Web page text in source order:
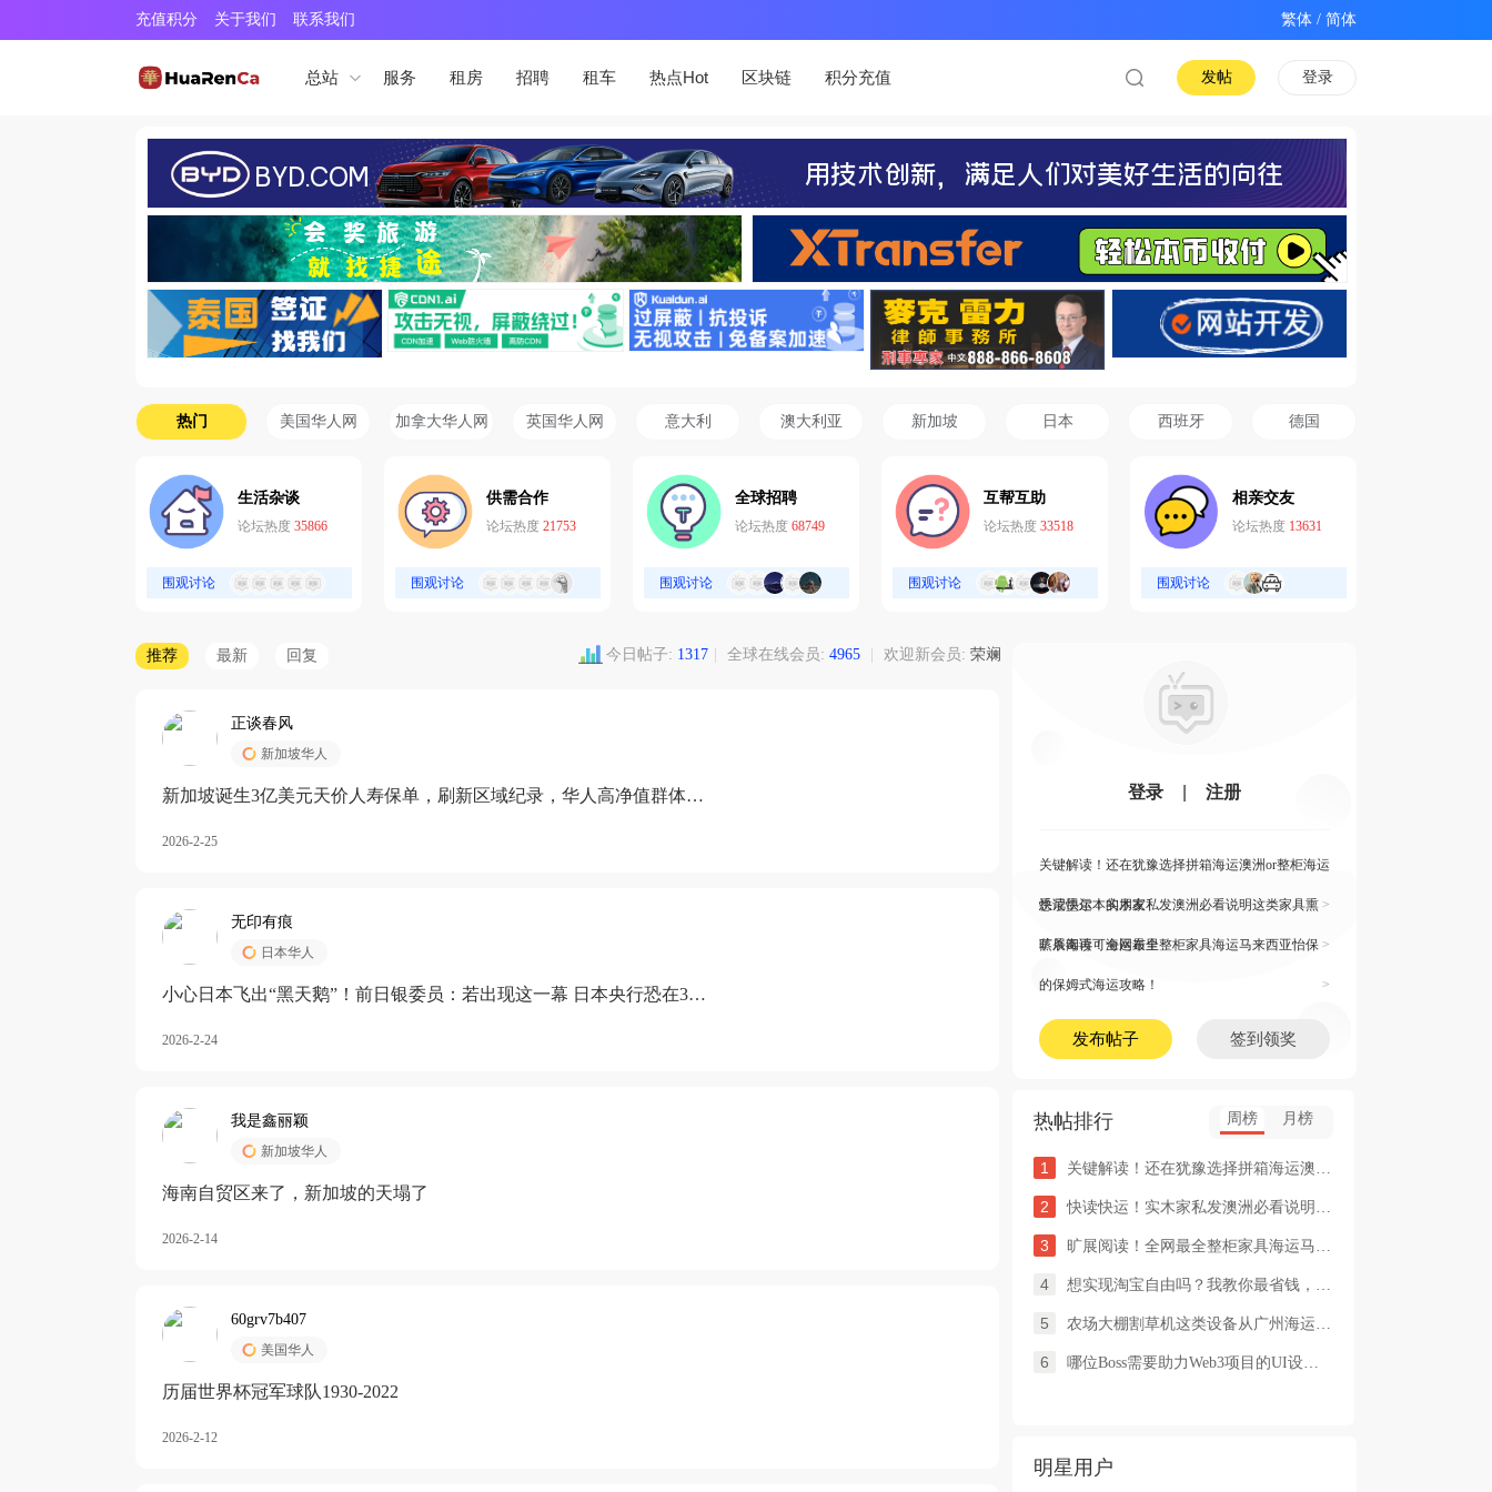
充值积分 关于我们 联系我们 /
总站 服务 租房 招聘 租车 热点Hot 区块链 积分充值 登录
发帖
热门 美国华人网 加拿大华人网 英国华人网 意大利 澳大利亚 新加坡 日本 西班牙 德国
生活杂谈
论坛热度 35866
围观讨论
供需合作
论坛热度 21753
围观讨论
全球招聘
论坛热度 68749
围观讨论
互帮互助
论坛热度 33518
围观讨论
相亲交友
论坛热度 13631
围观讨论
推荐 最新 回复 今日帖子: 1317 全球在线会员: 4965 欢迎新会员: 荣斓
正谈春风
新加坡华人
新加坡诞生3亿美元天价人寿保单，刷新区域纪录，华人高净值群体成
2026-2-25
无印有痕
日本华人
小心日本飞出“黑天鹅”！前日银委员：若出现这一幕 日本央行恐在3月
2026-2-24
我是鑫丽颖
新加坡华人
海南自贸区来了，新加坡的天塌了
2026-2-14
60grv7b407
美国华人
历届世界杯冠军球队1930-2022
2026-2-12
登录 注册
关键解读！还在犹豫选择拼箱海运澳洲or整柜海运
悉尼墨尔本的朋友 >
快读快运！实木家私发澳洲必看说明这类家具熏
蒸杀毒再可海运布里 >
旷展阅读！全网最全整柜家具海运马来西亚怡保
的保姆式海运攻略！ >
发布帖子 签到领奖
热帖排行 周榜 月榜
1 关键解读！还在犹豫选择拼箱海运澳洲or整柜海运悉尼墨尔本的朋友
2 快读快运！实木家私发澳洲必看说明这类家具熏蒸杀毒再可海运布里
3 旷展阅读！全网最全整柜家具海运马来西亚怡保的保姆式海运攻略！
4 想实现淘宝自由吗？我教你最省钱，最方便的方法
5 农场大棚割草机这类设备从广州海运到澳洲堪培拉过海关需要提供什
6 哪位Boss需要助力Web3项目的UI设计，或qian
明星用户